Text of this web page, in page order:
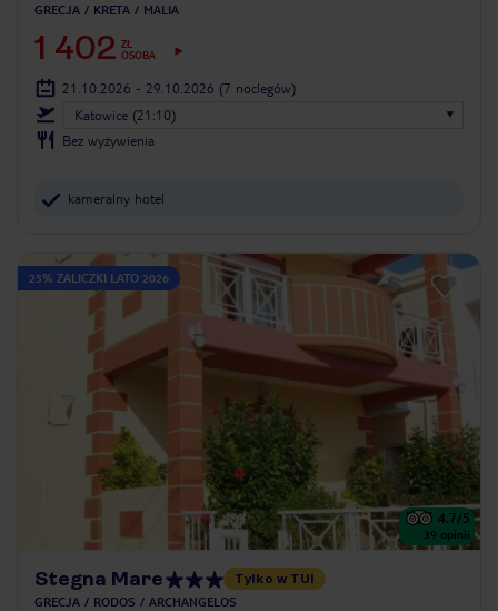
GRECJA KRETA MALIA
1 402 ZŁ
OSOBA
21.10.2026 - 29.10.2026 (7 noclegów)
Katowice (21:10)
Bez wyżywienia
kameralny hotel
25% ZALICZKI LATO 2026
4.7/5
39 opinii
Stegna Mare Tylko w TUI
GRECJA RODOS ARCHANGELOS